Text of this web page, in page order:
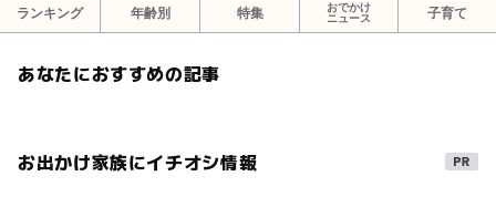
ランキング 年齢別 特集
おでかけ
ニュース
子育て
あなたにおすすめの記事
お出かけ家族にイチオシ情報